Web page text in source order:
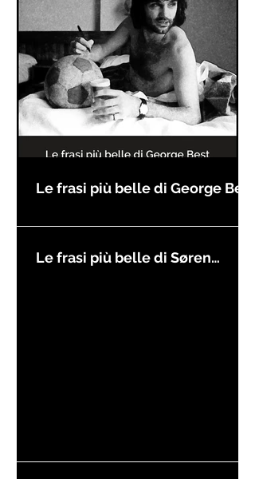
Le frasi più belle di George Best
Le frasi più belle di Søren